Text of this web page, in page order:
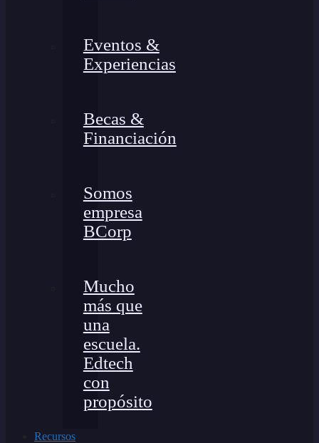
Eventos &
Experiencias
Becas &
Financiación
Somos
empresa
BCorp
Mucho
más que
una
escuela.
Edtech
con
propósito
Recursos